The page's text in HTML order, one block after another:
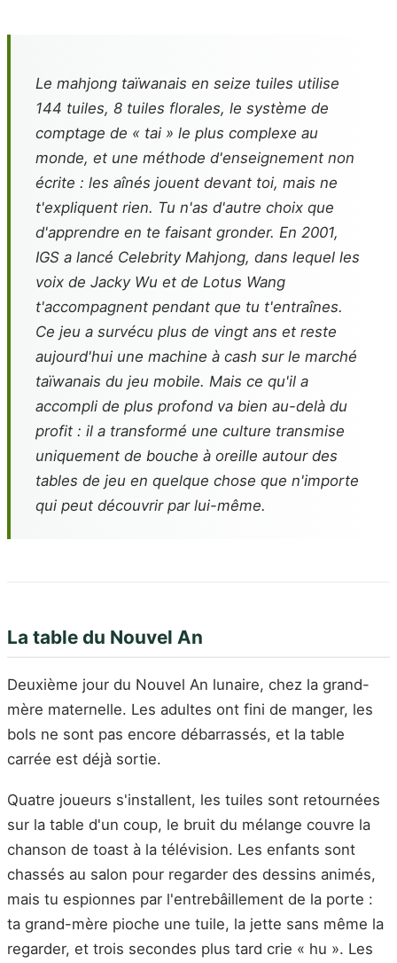
Le mahjong taïwanais en seize tuiles utilise
144 tuiles, 8 tuiles florales, le système de
comptage de « tai » le plus complexe au
monde, et une méthode d'enseignement non
écrite : les aînés jouent devant toi, mais ne
t'expliquent rien. Tu n'as d'autre choix que
d'apprendre en te faisant gronder. En 2001,
IGS a lancé Celebrity Mahjong, dans lequel les
voix de Jacky Wu et de Lotus Wang
t'accompagnent pendant que tu t'entraînes.
Ce jeu a survécu plus de vingt ans et reste
aujourd'hui une machine à cash sur le marché
taïwanais du jeu mobile. Mais ce qu'il a
accompli de plus profond va bien au-delà du
profit : il a transformé une culture transmise
uniquement de bouche à oreille autour des
tables de jeu en quelque chose que n'importe
qui peut découvrir par lui-même.
La table du Nouvel An
Deuxième jour du Nouvel An lunaire, chez la grand-
mère maternelle. Les adultes ont fini de manger, les
bols ne sont pas encore débarrassés, et la table
carrée est déjà sortie.
Quatre joueurs s'installent, les tuiles sont retournées
sur la table d'un coup, le bruit du mélange couvre la
chanson de toast à la télévision. Les enfants sont
chassés au salon pour regarder des dessins animés,
mais tu espionnes par l'entrebâillement de la porte :
ta grand-mère pioche une tuile, la jette sans même la
regarder, et trois secondes plus tard crie « hu ». Les